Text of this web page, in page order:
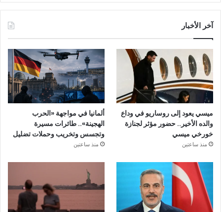
آخر الأخبار
ميسي يعود إلى روساريو في وداع
والده الأخير.. حضور مؤثر لجنازة
خورخي ميسي
منذ ساعتين
ألمانيا في مواجهة «الحرب
الهجينة».. طائرات مسيرة
وتجسس وتخريب وحملات تضليل
منذ ساعتين